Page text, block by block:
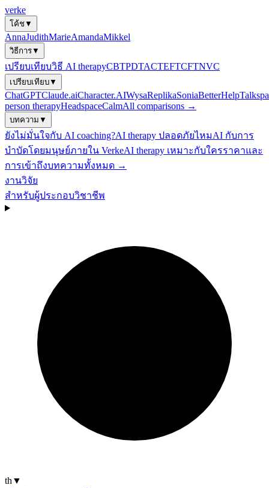
verke
โค้ช▼
AnnaJudithMarieAmandaMikkel
วิธีการ▼
เปรียบเทียบวิธี AI therapyCBTPDTACTEFTCFTNVC
เปรียบเทียบ▼
ChatGPTClaude.aiCharacter.AIWysaReplikaSoniaBetterHelp
person therapyHeadspaceCalmAll comparisons →
บทความ ▼
ยังไม่มั่นใจกับ AI coaching?AI therapy ปลอดภัยไหมAI กับการ
บำบัดโดยมนุษย์ภายใน VerkeAI therapy เหมาะกับใครราคาและ
การเข้าถึงบทความทั้งหมด →
งานวิจัย
สำหรับผู้ประกอบวิชาชีพ
th ▼